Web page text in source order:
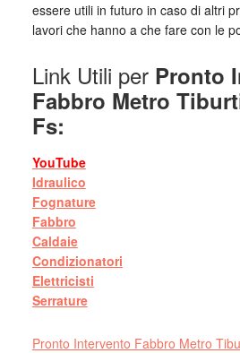
essere utili in futuro in caso di altri
lavori che hanno a che fare con le
Link Utili per Pronto
Fabbro Metro
Fs:
YouTube
Idraulico
Fognature
Fabbro
Caldaie
Condizionatori
Elettricisti
Serrature
Pronto Intervento Fabbro Metro